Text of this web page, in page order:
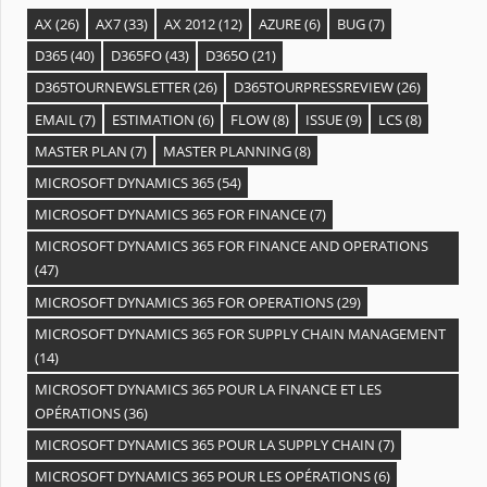
AX(26) AX7(33) AX 2012(12) AZURE(6) BUG(7)
D365(40) D365FO(43) D365O(21)
D365TOURNEWSLETTER(26) D365TOURPRESSREVIEW(26)
EMAIL(7) ESTIMATION (6) FLOW(8) ISSUE(9) LCS(8)
MASTER PLAN (7) MASTER PLANNING(8)
MICROSOFT DYNAMICS 365(54)
MICROSOFT DYNAMICS 365 FOR FINANCE(7)
MICROSOFT DYNAMICS 365 FOR FINANCE AND OPERATIONS
(47)
MICROSOFT DYNAMICS 365 FOR OPERATIONS(29)
MICROSOFT DYNAMICS 365 FOR SUPPLY CHAIN MANAGEMENT
(14)
MICROSOFT DYNAMICS 365 POUR LA FINANCE ET LES
OPÉRATIONS(36)
MICROSOFT DYNAMICS 365 POUR LA SUPPLY CHAIN (7)
MICROSOFT DYNAMICS 365 POUR LES OPÉRATIONS(6)